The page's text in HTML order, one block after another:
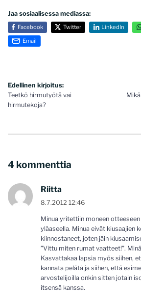
Jaa sosiaalisessa mediassa:
Facebook Twitter LinkedIn
Email
Artikkelien
selaus
Edellinen kirjoitus:
Teetkö hirmutyötä vai
hirmutekoja?
4 kommenttia
Riitta
8.7.2012 12:46
Minua yritettiin moneen otteeseen
yläaseella. Minua eivät kiusaajien
kiinnostaneet, joten jäin
”Vittu miten rumat vaatteet!”.
Kasvattakaa lapsia myös siihen,
kannata pelätä ja siihen, että
arvostelijoilla onkin sitten jotain
itsensä kanssa.